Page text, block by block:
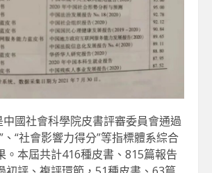
中國社會科學院皮書評審委員會通過
、“社會影響力得分”等指標體系綜合
。本屆共計416種皮書、815篇報告